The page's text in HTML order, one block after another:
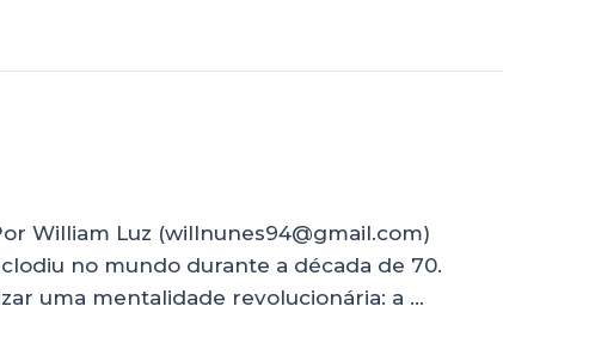
William Luz (willnunes94@gmail.com)
no mundo durante a década de 70.
uma mentalidade revolucionária: a …